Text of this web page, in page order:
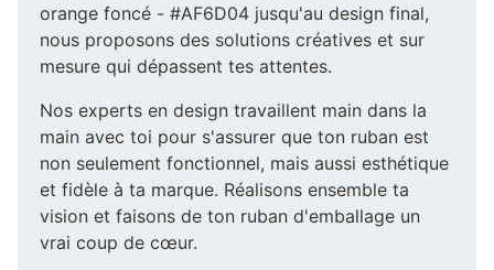
orange foncé - #AF6D04 jusqu'au design final,
nous proposons des solutions créatives et sur
mesure qui dépassent tes attentes.
Nos experts en design travaillent main dans la
main avec toi pour s'assurer que ton ruban est
non seulement fonctionnel, mais aussi esthétique
et fidèle à ta marque. Réalisons ensemble ta
vision et faisons de ton ruban d'emballage un
vrai coup de cœur.